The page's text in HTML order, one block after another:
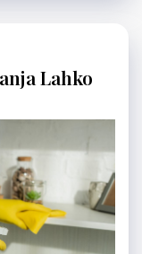
Lahko